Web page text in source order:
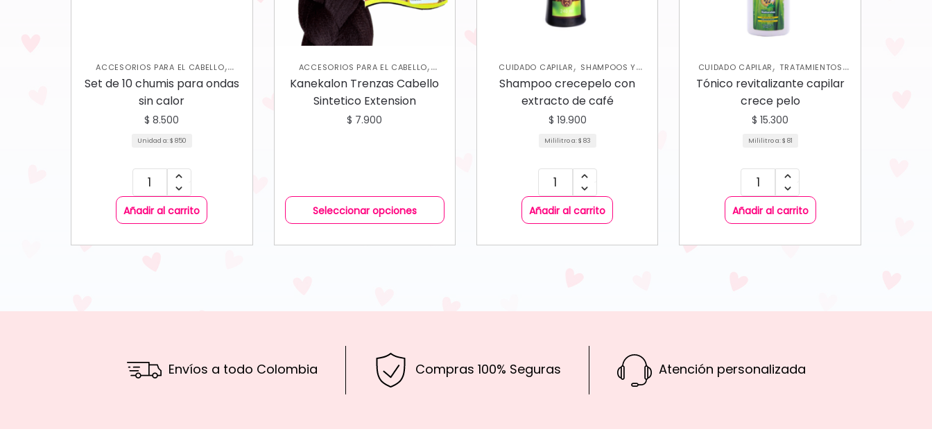
ACCESORIOS PARA EL CABELLO,
CUIDADO CAPILAR
Set de 10 chumis para ondas
sin calor
$ 8.500
Unidad a:$ 850
Añadir al carrito
ACCESORIOS PARA EL CABELLO,
CUIDADO CAPILAR
Kanekalon Trenzas Cabello
Sintetico Extension
$ 7.900
Seleccionar opciones
CUIDADO CAPILAR, SHAMPOOS Y
ACONDICIONADORES
Shampoo crecepelo con
extracto de café
$ 19.900
Mililitro a:$ 83
Añadir al carrito
CUIDADO CAPILAR,TRATAMIENTOS
CAPILARES
Tónico revitalizante capilar
crece pelo
$ 15.300
Mililitro a:$ 81
Añadir al carrito
Envíos a todo Colombia Compras 100% Seguras Atención personalizada